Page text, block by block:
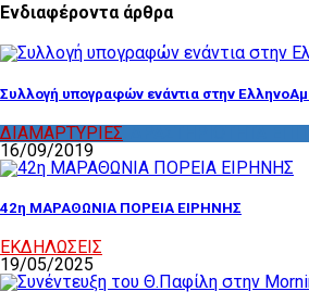
Ενδιαφέροντα άρθρα
Συλλογή υπογραφών ενάντια στην
ΔΙΑΜΑΡΤΥΡΙΕΣ
16/09/2019
42η ΜΑΡΑΘΩΝΙΑ ΠΟΡΕΙΑ ΕΙΡΗΝΗΣ
ΕΚΔΗΛΩΣΕΙΣ
19/05/2025